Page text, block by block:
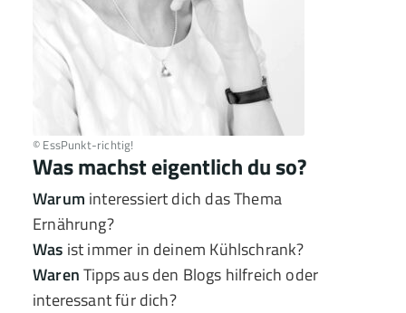
© EssPunkt-richtig!
Was machst eigentlich du so?
Warum interessiert dich das Thema
Ernährung?
Was ist immer in deinem Kühlschrank?
WarenTipps aus den Blogs hilfreich oder
interessant für dich?